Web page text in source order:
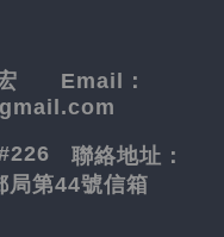
宏 Email：
聯絡地址：
局第44號信箱